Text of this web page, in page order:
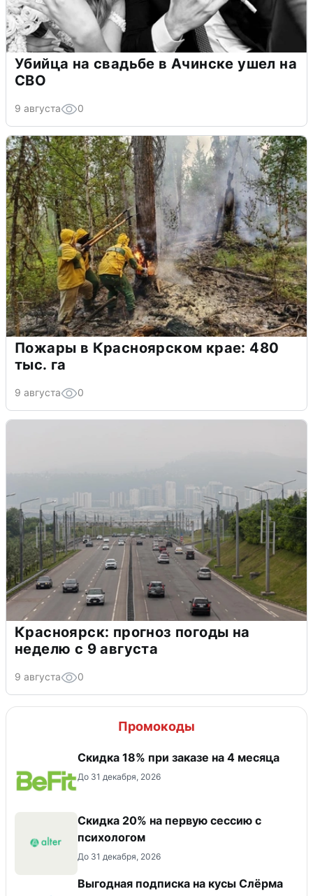
Убийца на свадьбе в Ачинске ушел на
СВО
9 августа 0
Пожары в Красноярском крае: 480
тыс. га
9 августа 0
Красноярск: прогноз погоды на
неделю с 9 августа
9 августа 0
Промокоды
Скидка 18% при заказе на 4 месяца
До 31 декабря, 2026
Скидка 20% на первую сессию с
психологом
До 31 декабря, 2026
Выгодная подписка на кусы Слёрма